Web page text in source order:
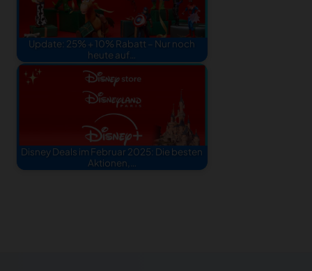
Update: 25% + 10% Rabatt – Nur noch
heute auf…
Disney Deals im Februar 2025: Die besten
Aktionen,…